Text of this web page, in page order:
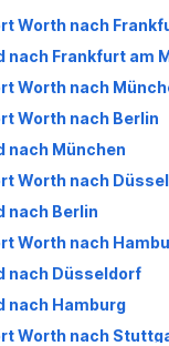
Worth nach
nach Frankfurt am
Worth nach
Worth nach Berlin
nach München
Worth nach
nach Berlin
Worth nach
nach Düsseldorf
nach Hamburg
Worth nach